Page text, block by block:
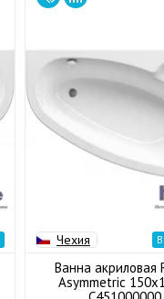
Чехия
Ванна акриловая
Asymmetric